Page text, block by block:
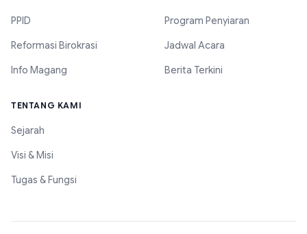
PPID
Reformasi Birokrasi
Info Magang
Program Penyiaran
Jadwal Acara
Berita Terkini
TENTANG KAMI
Sejarah
Visi & Misi
Tugas & Fungsi